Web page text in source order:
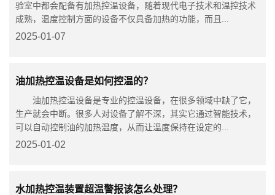
验室中都会配备有加热控温设备，随着现代电子技术和温控技术
成熟，温度控制方面的设备不仅具备加热的功能，而且...
2025-01-07
油加热控温设备是如何控温的？
油加热控温设备是专业的控温设备，在很多领域中缺了它，
生产就会中断。很多人对设备了解不深，其实它通过智能技术，
可以自动控制油的加热温度，从而让温度保持在设定的...
2025-01-02
水加热控温装置超温警报该怎么处理？